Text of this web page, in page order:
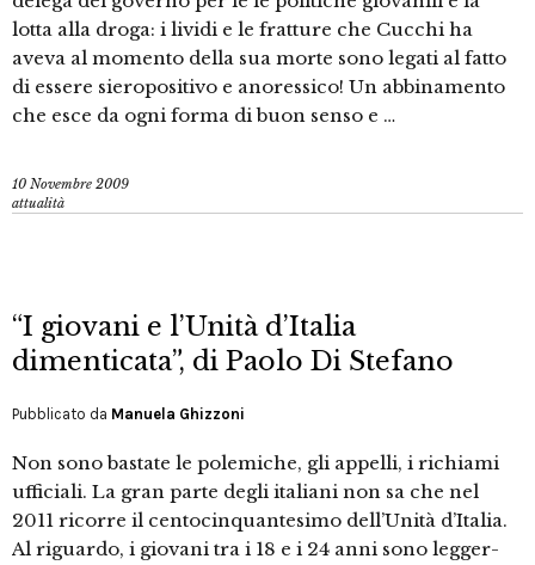
lotta alla droga: i lividi e le fratture che Cucchi ha
aveva al momento della sua morte sono legati al fatto
di essere sieropositivo e anoressico! Un abbinamento
che esce da ogni forma di buon senso e …
10 Novembre 2009
attualità
“I giovani e l’Unità d’Italia
dimenticata”, di Paolo Di Stefano
Pubblicato da Manuela Ghizzoni
Non sono bastate le polemiche, gli appelli, i richiami
ufficiali. La gran parte degli italiani non sa che nel
2011 ricorre il centocinquan­tesimo dell’Unità d’Italia.
Al riguardo, i giovani tra i 18 e i 24 anni sono legger­